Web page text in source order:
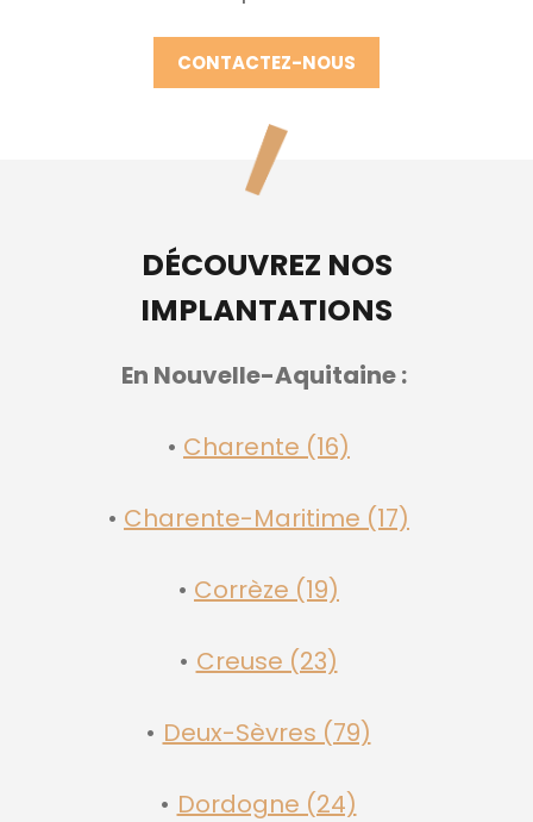
CONTACTEZ-NOUS
DÉCOUVREZ NOS
IMPLANTATIONS
En Nouvelle-Aquitaine :
Charente (16)
Charente-Maritime (17)
Corrèze (19)
Creuse (23)
Deux-Sèvres (79)
Dordogne (24)